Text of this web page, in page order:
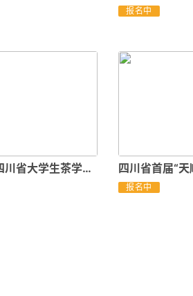
报名中
2026年“百岳杯”四川省大学生茶学技能大赛
报名中